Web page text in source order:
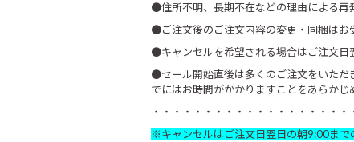
●住所不明、長期不在などの理由による再
●ご注文後のご注文内容の変更・同梱はお
●キャンセルを希望される場合はご注文日
●セール開始直後は多くのご注文をいただ
でにはお時間がかかりますことをあらかじ
・・・・・・・・・・・・・・・・・・・
※キャンセルはご注文日翌日の朝9:00まで